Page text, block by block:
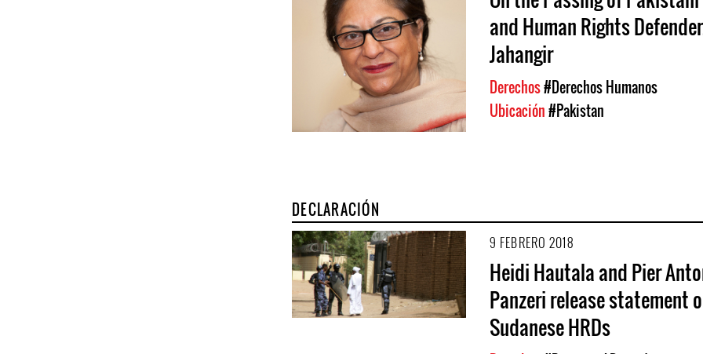
and Human Rights
Jahangir
Derechos#Derechos Humanos
Ubicación#Pakistan
DECLARACIÓN
9 FEBRERO 2018
Heidi Hautala and Pier
Panzeri release statement
Sudanese HRDs